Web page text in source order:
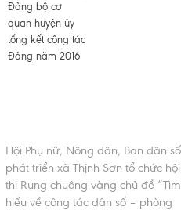
Đảng bộ cơ
quan huyện ủy
tổng kết công tác
Đảng năm 2016
Hội Phụ nữ, Nông dân, Ban dân số
phát triển xã Thịnh Sơn tổ chức hội
thi Rung chuông vàng chủ đề “Tìm
hiểu về công tác dân số – phòng